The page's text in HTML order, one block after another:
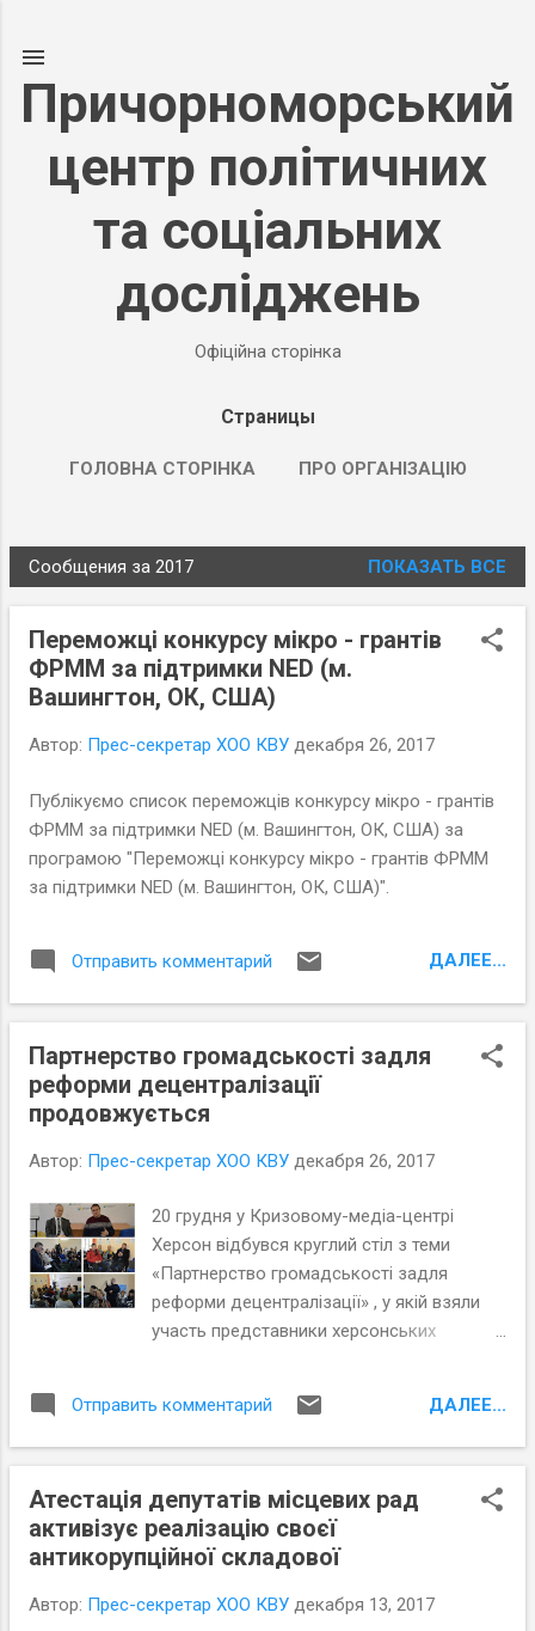
Причорноморський
центр політичних
та соціальних
досліджень
Офіційна сторінка
Страницы
ГОЛОВНА СТОРІНКА ПРО ОРГАНІЗАЦІЮ
С
о
щ
Сообщения за 2017 ПОКАЗАТЬ ВСЕ
Переможці конкурсу мікро - грантів
ФРММ за підтримки NED (м.
Вашингтон, ОК, США)
Автор: Прес-секретар ХОО КВУ декабря 26, 2017
Публікуємо список переможців конкурсу мікро - грантів
ФРММ за підтримки NED (м. Вашингтон, ОК, США) за
програмою "Переможці конкурсу мікро - грантів ФРММ
за підтримки NED (м. Вашингтон, ОК, США)".
Отправить комментарий ДАЛЕЕ...
Партнерство громадськості задля
реформи децентралізації
продовжується
Автор: Прес-секретар ХОО КВУ декабря 26, 2017
20 грудня у Кризовому-медіа-центрі
Херсон відбувся круглий стіл з теми
«Партнерство громадськості задля
реформи децентралізації» , у якій взяли
участь представники херсонських
Отправить комментарий ДАЛЕЕ...
Атестація депутатів місцевих рад
активізує реалізацію своєї
антикорупційної складової
Автор: Прес-секретар ХОО КВУ декабря 13, 2017